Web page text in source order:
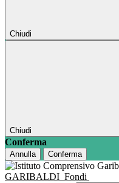
Chiudi
Chiudi
Conferma
Annulla Conferma
GARIBALDI Fondi